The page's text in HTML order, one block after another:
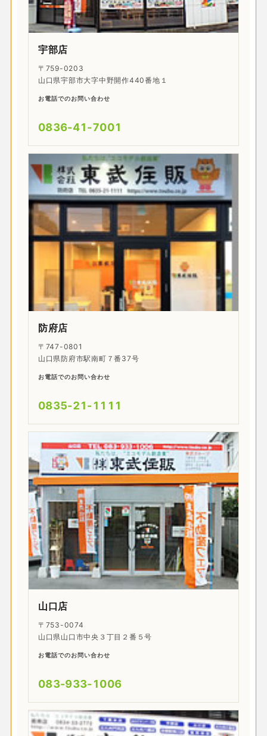
宇部店
〒759-0203
山口県宇部市大字中野開作440番地１
お電話でのお問い合わせ
0836-41-7001
防府店
〒747-0801
山口県防府市駅南町７番37号
お電話でのお問い合わせ
0835-21-1111
山口店
〒753-0074
山口県山口市中央３丁目２番５号
お電話でのお問い合わせ
083-933-1006